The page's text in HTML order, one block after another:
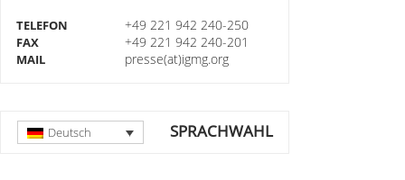
TELEFON +49 221 942 240-250
FAX +49 221 942 240-201
MAIL presse(at)igmg.org
SPRACHWAHL
Deutsch